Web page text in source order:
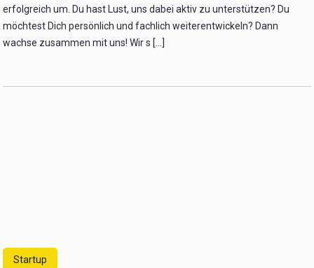
erfolgreich um. Du hast Lust, uns dabei aktiv zu unterstützen? Du
möchtest Dich persönlich und fachlich weiterentwickeln? Dann
wachse zusammen mit uns! Wir s [...]
Startup